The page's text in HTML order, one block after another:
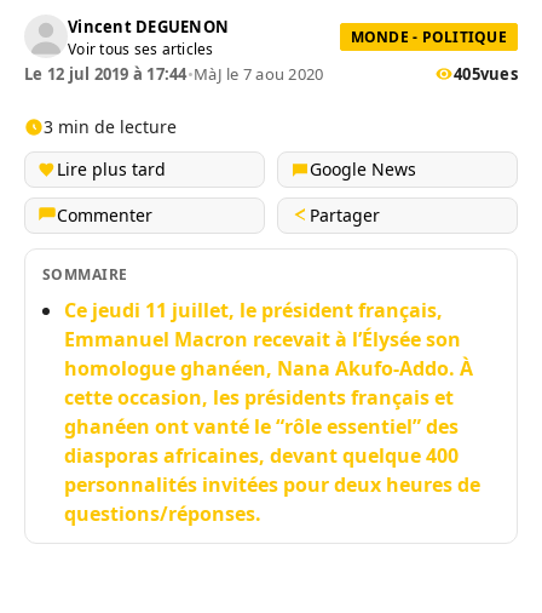
Vincent DEGUENON
Voir tous ses articles
MONDE - POLITIQUE
Le 12 jul 2019 à 17:44•MàJ le 7 aou 2020 405vues
3 min de lecture
Lire plus tard
Google News
Commenter
Partager
SOMMAIRE
Ce jeudi 11 juillet, le président français,
Emmanuel Macron recevait à l’Élysée son
homologue ghanéen, Nana Akufo-Addo. À
cette occasion, les présidents français et
ghanéen ont vanté le “rôle essentiel” des
diasporas africaines, devant quelque 400
personnalités invitées pour deux heures de
questions/réponses.